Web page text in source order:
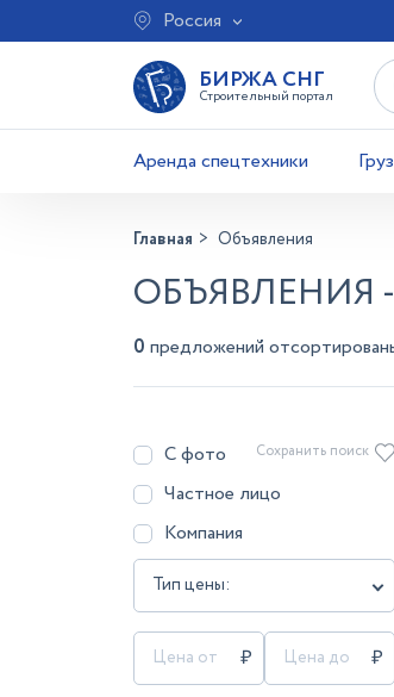
Россия
БИРЖА СНГ
Строительный портал
Аренда спецтехники
Главная Объявления
ОБЪЯВЛЕНИЯ
0 предложений
С фото
Частное лицо
Компания
Тип цены:
Сохранить поиск